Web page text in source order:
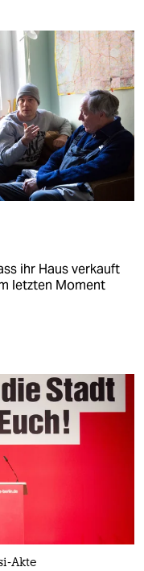
ihr Haus verkauft
letzten Moment
Akte